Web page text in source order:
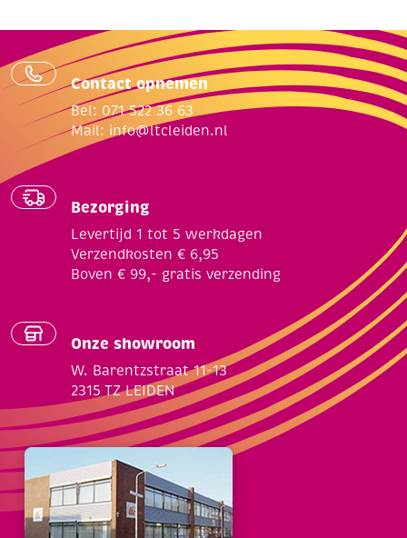
Contact opnemen
Bel: 071 522 36 63
Mail: info@ltcleiden.nl
Bezorging
Levertijd 1 tot 5 werkdagen
Verzendkosten € 6,95
Boven € 99,- gratis verzending
Onze showroom
W. Barentzstraat 11-13
2315 TZ LEIDEN